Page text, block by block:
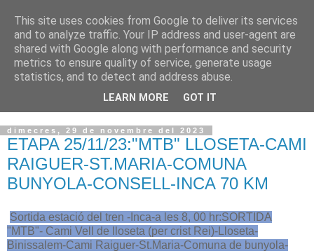
VOLTORS -2026 -
¡¡¡TENIM GANA!!!
dimecres, 29 de novembre del 2023
ETAPA 25/11/23:"MTB" LLOSETA-CAMI
RAIGUER-ST.MARIA-COMUNA
BUNYOLA-CONSELL-INCA 70 KM
Sortida estació del tren -Inca-a les 8, 00 hr:SORTIDA
"MTB"- Cami Vell de lloseta (per crist Rei)-Lloseta-
Binissalem-Cami Raiguer-St.Maria-Comuna de bunyola-
This site uses cookies from Google to deliver its services
and to analyze traffic. Your IP address and user-agent are
shared with Google along with performance and security
metrics to ensure quality of service, generate usage
statistics, and to detect and address abuse.
LEARN MORE GOT IT